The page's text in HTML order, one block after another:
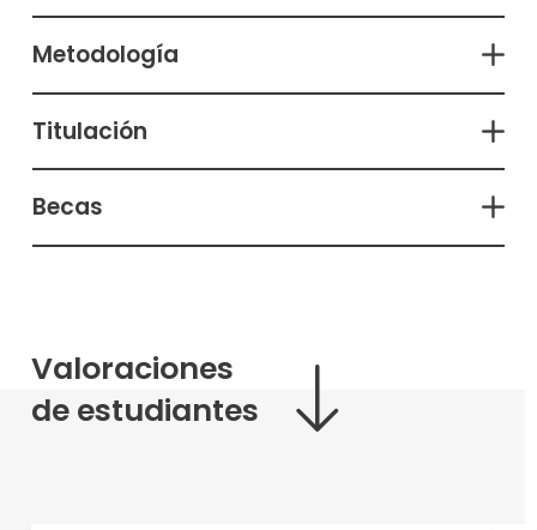
Metodología
Titulación
Becas
Valoraciones
de estudiantes